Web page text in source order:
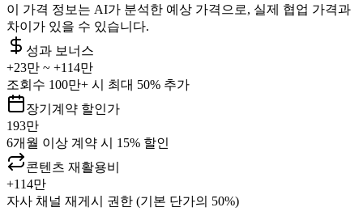
이 가격 정보는 AI가 분석한 예상 가격으로, 실제 협업 가격과
차이가 있을 수 있습니다.
성과 보너스
+23만 ~ +114만
조회수 100만+ 시 최대 50% 추가
장기계약 할인가
193만
6개월 이상 계약 시 15% 할인
콘텐츠 재활용비
+114만
자사 채널 재게시 권한 (기본 단가의 50%)